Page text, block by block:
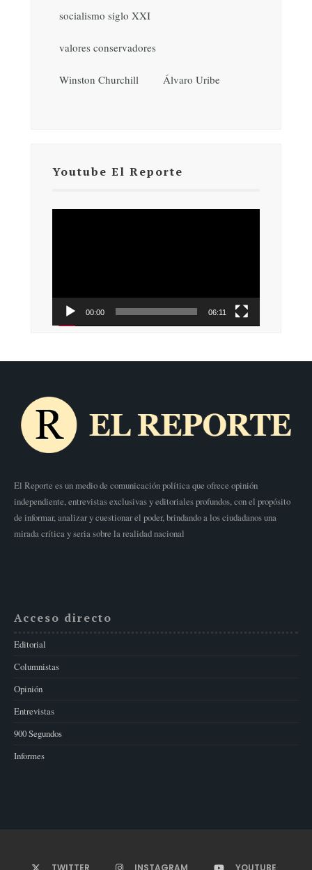
socialismo siglo XXI
valores conservadores
Winston Churchill Álvaro Uribe
Youtube El Reporte
00:00 06:11
El Reporte es un medio de comunicación política que ofrece opinión
independiente, entrevistas exclusivas y editoriales profundos, con el propósito
de informar, analizar y cuestionar el poder, brindando a los ciudadanos una
mirada crítica y seria sobre la realidad nacional
Acceso directo
Editorial
Columnistas
Opinión
Entrevistas
900 Segundos
Informes
TWITTER INSTAGRAM YOUTUBE